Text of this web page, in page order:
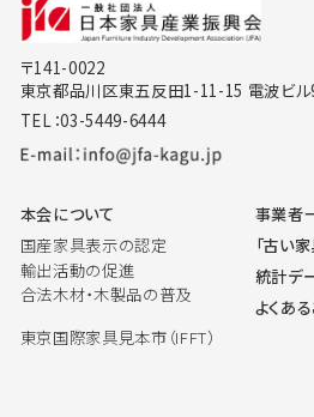
〒141-0022
東京都品川区東五反田1-11-15 電波ビ
TEL：03-5449-6444
本会について
国産家具表示の認定
輸出活動の促進
合法木材・木製品の普及
東京国際家具見本市（IFFT）
事業者
「古い
統計デ
よくあ